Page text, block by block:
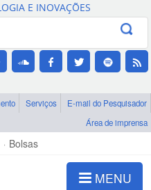
Canais
E INOVAÇÕES
Serviços
E-mail do Pesquisador
Área de imprensa
Bolsas
MENU